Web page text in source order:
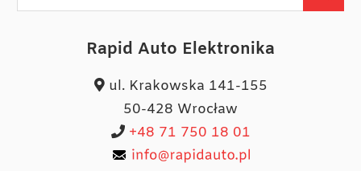
Rapid Auto Elektronika
ul. Krakowska 141-155
50-428 Wrocław
+48 71 750 18 01